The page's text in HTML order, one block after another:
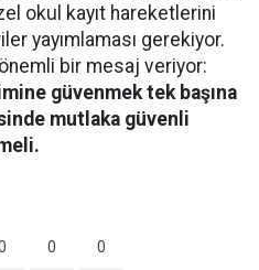
okul kayıt hareketlerini
yayımlaması gerekiyor.
bir mesaj veriyor:
güvenmek tek başına
mutlaka güvenli
0 0